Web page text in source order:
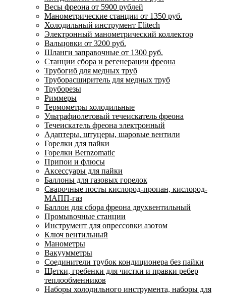
Весы фреона от 5900 рублей
Манометрические станции от 1350 руб.
Холодильный инструмент Elitech
Электронный манометрический коллектор
Вальцовки от 3200 руб.
Шланги заправочные от 1300 руб.
Станции сбора и регенерации фреона
Трубогиб для медных труб
Труборасширитель для медных труб
Труборезы
Риммеры
Термометры холодильные
Ультрафиолетовый течеискатель фреона
Течеискатель фреона электронный
Адаптеры, штуцеры, шаровые вентили
Горелки для пайки
Горелки Bernzomatic
Припои и флюсы
Аксессуары для пайки
Баллоны для газовых горелок
Сварочные посты кислород-пропан, кислород-
МАПП-газ
Баллон для сбора фреона двухвентильный
Промывочные станции
Инструмент для опрессовки азотом
Ключ вентильный
Манометры
Вакуумметры
Соединители трубок кондиционера без пайки
Щетки, гребенки для чистки и правки ребер
теплообменников
Наборы холодильного инструмента, наборы для